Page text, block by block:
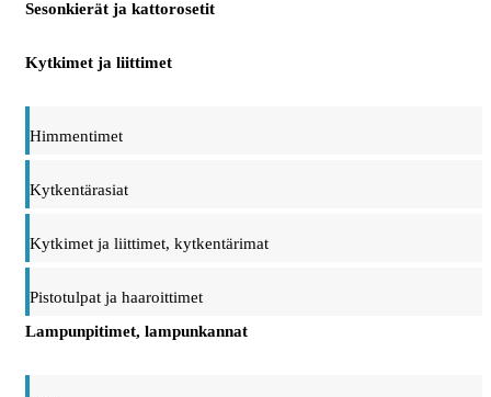
Sesonkierät ja kattorosetit
Kytkimet ja liittimet
Himmentimet
Kytkentärasiat
Kytkimet ja liittimet, kytkentärimat
Pistotulpat ja haaroittimet
Lampunpitimet, lampunkannat